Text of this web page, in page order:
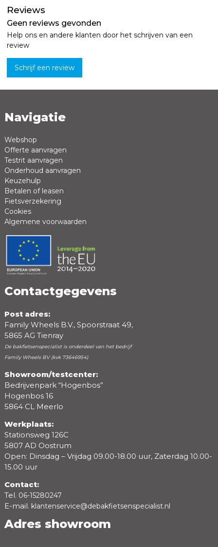
Reviews
Geen reviews gevonden
Help ons en andere klanten door het schrijven van een
review
Schrijf een review
Naam *
Review *
Positieve punten
Beoordeling
Navigatie
Webshop
Offerte aanvragen
Testrit aanvragen
Onderhoud aanvragen
Keuzehulp
Betalen of leasen
Fietsverzekering
Cookies
Algemene voorwaarden
Contactgegevens
Post adres:
Family Wheels B.V., Spoorstraat 49,
5865 AG Tienray
De bakfietsenspecialist is onderdeel van het bedrijf
Family Wheels BV (kvk 73646954)
Showroom/testcenter:
Bedrijvenpark “Hogenbos”
Hogenbos 16
5864 CL Meerlo
Werkplaats:
Stationsweg 126C
5807 AD Oostrum
Open: Dinsdag – Vrijdag 09.00-18.00 uur, Zaterdag 10.00-
15.00 uur
Contact:
Tel. 06-15280247
E-mail. klantenservice@debakfietsenspecialist.nl
Adres showroom